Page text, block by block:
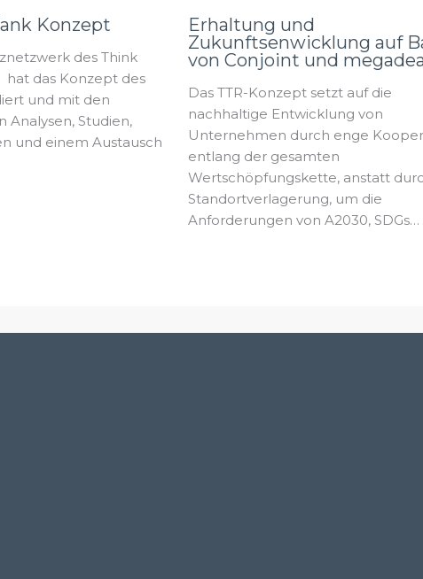
Konzept
des Think
hat das Konzept des
und mit den
Analysen, Studien,
und einem Austausch
Erhaltung und
Zukunftsenwicklung auf
von Conjoint und
Das TTR-Konzept setzt auf die
nachhaltige Entwicklung von
Unternehmen durch enge
entlang der gesamten
Wertschöpfungskette, anstatt
Standortverlagerung, um die
Anforderungen von A2030, SDGs…